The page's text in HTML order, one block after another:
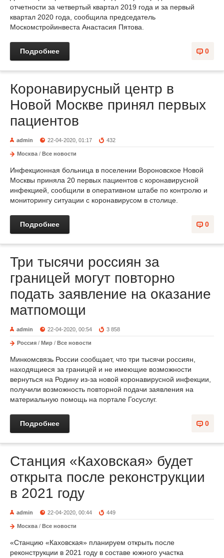
отчетности за четвертый квартал 2019 года и за первый
квартал 2020 года, сообщила председатель
Москомстройинвеста Анастасия Пятова.
0
Подробнее
Коронавирусный центр в
Новой Москве принял первых
пациентов
admin 22-04-2020, 01:17 432
Москва / Все новости
Инфекционная больница в поселении Вороновское Новой
Москвы приняла 20 первых пациентов с коронавирусной
инфекцией, сообщили в оперативном штабе по контролю и
мониторингу ситуации с коронавирусом в столице.
0
Подробнее
Три тысячи россиян за
границей могут повторно
подать заявление на оказание
матпомощи
admin 22-04-2020, 00:54 3 858
Россия / Мир / Все новости
Минкомсвязь России сообщает, что три тысячи россиян,
находящиеся за границей и не имеющие возможности
вернуться на Родину из-за новой коронавирусной инфекции,
получили возможность повторной подачи заявления на
материальную помощь на портале Госуслуг.
0
Подробнее
Станция «Каховская» будет
открыта после реконструкции
в 2021 году
admin 22-04-2020, 00:44 449
Москва / Все новости
«Станцию «Каховская» планируем открыть после
реконструкции в 2021 году в составе южного участка